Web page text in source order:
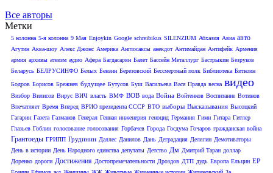
Все авторы
Метки
5 колонна 5-я колонна 9 Мая Enjoykin Google schreibikus SILENZIUM Абхазия Авиа авто
Агутин Аква-шоу Алекс Джонс Америка Англосаксы анекдот Антимайдан Антифейк Армения
армия архивы атеизм аудио Афера Багдасарян Балет Бассейн Металлург Бастрыкин Безруков
Беларусь БЕЛРУСИНФО Белых Бензин Березовский Бессмертный полк Библиотека Биткоин
Бодров Борисов Брежнев будущее Бутусов Буш Васильева Вася Правда весна видео
Визбор Вилисов Вирус ВИЧ власть ВМФ ВОВ вода Война Войтенков Воспитание Вотинов
Впечатляет Время Вперед ВРИО президента СССР ВТО выборы Высказывания Высоцкий
Гагарин Газета Газманов Генерал Генная инженерия геноцид Германия Гимн Гитара Гитлер
Глазьев Гоблин голосование голосования Горбачев Города Госдума Гочаров гражданская война
Грантоеды ГРИПП Грудинин Даллес Данилов Дань Деградация Делягин Демотиваторы
День в истории День Народного единства депутаты Детство Дм Дмитрий Таран доллар
Доренко дороги Достижения Достопремечательности Дроздов ДТП дудь Европа Ельцин ЕР